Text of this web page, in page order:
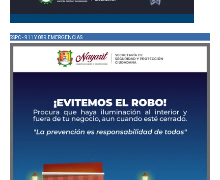
SSPC - 911 Y 089 EMERGENCIAS